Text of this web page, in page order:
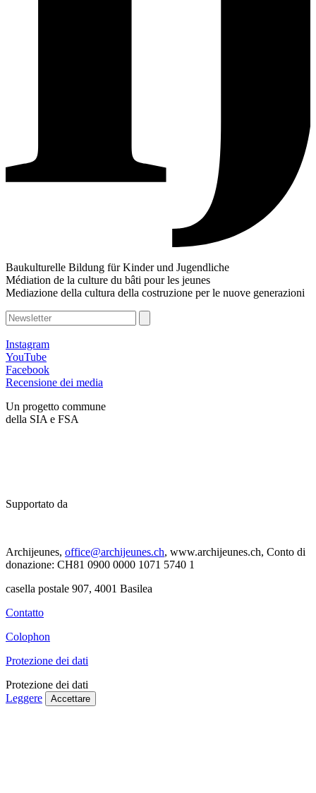
Baukulturelle Bildung für Kinder und Jugendliche
Médiation de la culture du bâti pour les jeunes
Mediazione della cultura della costruzione per le nuove generazioni
Instagram
YouTube
Facebook
Recensione dei media
Un progetto commune
della SIA e FSA
Supportato da
Archijeunes, office@archijeunes.ch, www.archijeunes.ch, Conto di
donazione: CH81 0900 0000 1071 5740 1
casella postale 907, 4001 Basilea
Contatto
Colophon
Protezione dei dati
Protezione dei dati
Leggere
Accettare